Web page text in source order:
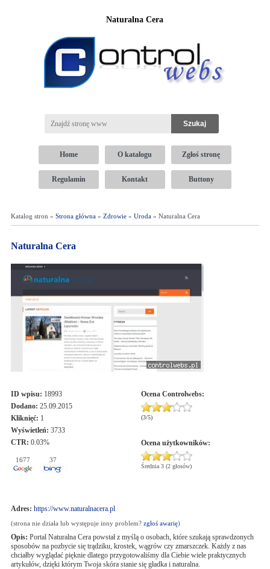
Naturalna Cera
Home O katalogu Zgłoś stronę
Regulamin Kontakt Buttony
Katalog stron » Strona główna» Zdrowie» Uroda» Naturalna Cera
Naturalna Cera
ID wpisu: 18993
Dodano: 25.09.2015
Kliknięć: 1
Wyświetleń: 3733
CTR: 0.03%
1677 37
Ocena Controlwebs:
(3/5)
Ocena użytkowników:
Średnia 3 (2 głosów)
Adres: https://www.naturalnacera.pl
(strona nie działa lub występuje inny problem? zgłoś awarię)
Opis: Portal Naturalna Cera powstał z myślą o osobach, które szukają sprawdzonych
sposobów na pozbycie się trądziku, krostek, wągrów czy zmarszczek. Każdy z nas
chciałby wyglądać pięknie dlatego przygotowaliśmy dla Ciebie wiele praktycznych
artykułów, dzięki którym Twoja skóra stanie się gładka i naturalna.